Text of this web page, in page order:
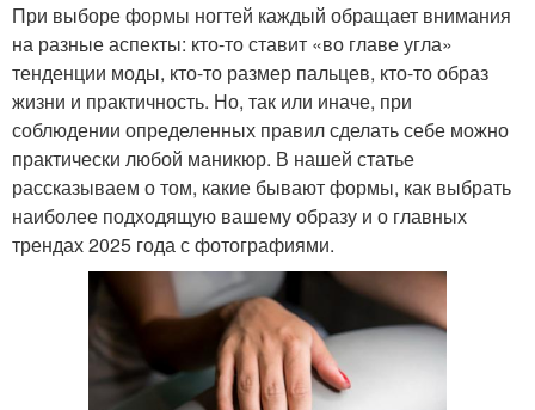
При выборе формы ногтей каждый обращает внимания
на разные аспекты: кто-то ставит «во главе угла»
тенденции моды, кто-то размер пальцев, кто-то образ
жизни и практичность. Но, так или иначе, при
соблюдении определенных правил сделать себе можно
практически любой маникюр. В нашей статье
рассказываем о том, какие бывают формы, как выбрать
наиболее подходящую вашему образу и о главных
трендах 2025 года с фотографиями.